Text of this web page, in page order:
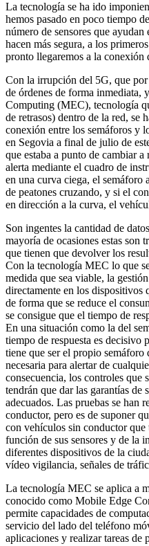
La tecnología se ha ido
hemos pasado en poco tiempo
número de sensores que
hacen más segura, a los
pronto llegaremos a la conexión
Con la irrupción del 5G, que
de órdenes de forma inmediata,
Computing (MEC), tecnología
de retrasos) dentro de la red, se
conexión entre los semáforos y
en Segovia a final de julio de
que estaba a punto de cambiar
alerta mediante el cuadro de
en una curva ciega, el semáforo
de peatones cruzando, y si el
en dirección a la curva, el
Son ingentes la cantidad de
mayoría de ocasiones estas son
que tienen que devolver los
Con la tecnología MEC lo que
medida que sea viable, la
directamente en los dispositivos
de forma que se reduce el
se consigue que el tiempo de
En una situación como la del
tiempo de respuesta es decisivo
tiene que ser el propio
necesaria para alertar de
consecuencia, los controles que
tendrán que dar las garantías de
adecuados. Las pruebas se han
conductor, pero es de suponer
con vehículos sin conductor que
función de sus sensores y de la
diferentes dispositivos de la
vídeo vigilancia, señales de
La tecnología MEC se aplica a
conocido como Mobile Edge
permite capacidades de
servicio del lado del teléfono
aplicaciones y realizar tareas de